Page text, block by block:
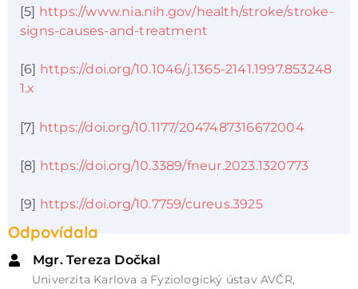
[5] https://www.nia.nih.gov/health/stroke/stroke-
signs-causes-and-treatment
[6] https://doi.org/10.1046/j.1365-2141.1997.853248
1.x
[7] https://doi.org/10.1177/2047487316672004
[8] https://doi.org/10.3389/fneur.2023.1320773
[9] https://doi.org/10.7759/cureus.3925
Odpovídala
Mgr. Tereza Dočkal
Univerzita Karlova a Fyziologický ústav AVČR,